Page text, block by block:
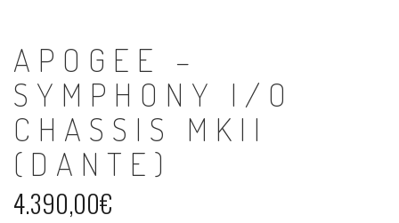
APOGEE –
SYMPHONY I/O
CHASSIS MKII
(DANTE)
4.390,00€